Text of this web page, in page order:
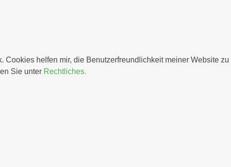
helfen mir, die Benutzerfreundlichkeit meiner Website
Sie unter Rechtliches.